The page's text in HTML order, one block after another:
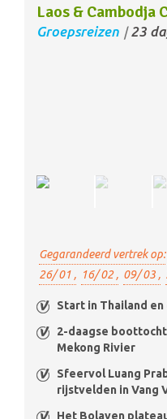
Laos & Cambodja
Groepsreizen / 23
Gegarandeerd vertrek op:
26/ 01 , 16/ 02 , 09/ 03 ,
Start in Thailand en
2-daagse boottocht
Mekong Rivier
Sfeervol Luang
rijstvelden in Vang
Het Bolaven